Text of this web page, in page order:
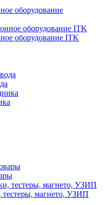
оборудование
оборудование ITK
тестеры, магнето, УЗИП